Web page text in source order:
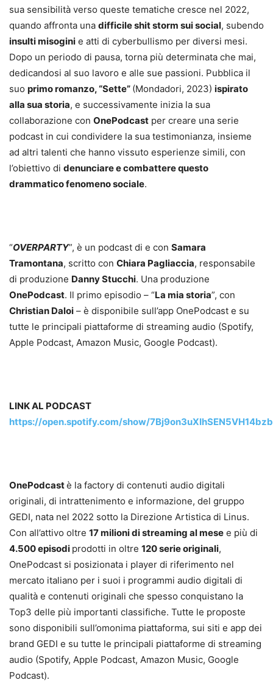
sua sensibilità verso queste tematiche cresce nel 2022,
quando affronta una difficile shit storm sui social, subendo
insulti misogini e atti di cyberbullismo per diversi mesi.
Dopo un periodo di pausa, torna più determinata che mai,
dedicandosi al suo lavoro e alle sue passioni. Pubblica il
suo primo romanzo, “Sette” (Mondadori, 2023) ispirato
alla sua storia, e successivamente inizia la sua
collaborazione con OnePodcast per creare una serie
podcast in cui condividere la sua testimonianza, insieme
ad altri talenti che hanno vissuto esperienze simili, con
l’obiettivo di denunciare e combattere questo
drammatico fenomeno sociale.
“OVERPARTY”, è un podcast di e con Samara
Tramontana, scritto con Chiara Pagliaccia, responsabile
di produzione Danny Stucchi. Una produzione
OnePodcast. Il primo episodio – “La mia storia”, con
Christian Daloi – è disponibile sull’app OnePodcast e su
tutte le principali piattaforme di streaming audio (Spotify,
Apple Podcast, Amazon Music, Google Podcast).
LINK AL PODCAST
https://open.spotify.com/show/7Bj9on3uXIhSEN5VH14bzb
OnePodcastè la factory di contenuti audio digitali
originali, di intrattenimento e informazione, del gruppo
GEDI, nata nel 2022 sotto la Direzione Artistica di Linus.
Con all’attivo oltre 17 milioni di streaming al mese e più di
4.500 episodi prodotti in oltre 120 serie originali,
OnePodcast si posizionata i player di riferimento nel
mercato italiano per i suoi i programmi audio digitali di
qualità e contenuti originali che spesso conquistano la
Top3 delle più importanti classifiche. Tutte le proposte
sono disponibili sull’omonima piattaforma, sui siti e app dei
brand GEDI e su tutte le principali piattaforme di streaming
audio (Spotify, Apple Podcast, Amazon Music, Google
Podcast).